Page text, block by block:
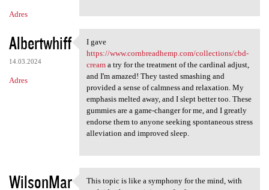
Adres
Albertwhiff
14.03.2024
Adres
I gave https://www
I gave
https://www.cornbreadhemp.com/collections/cbd-
creama try for the treatment of the cardinal adjust,
and I'm amazed! They tasted smashing and
provided a sense of calmness and relaxation. My
emphasis melted away, and I slept better too. These
gummies are a game-changer for me, and I greatly
endorse them to anyone seeking spontaneous stress
alleviation and improved sleep.
WilsonMar
This topic is like a symphony for the mind, with